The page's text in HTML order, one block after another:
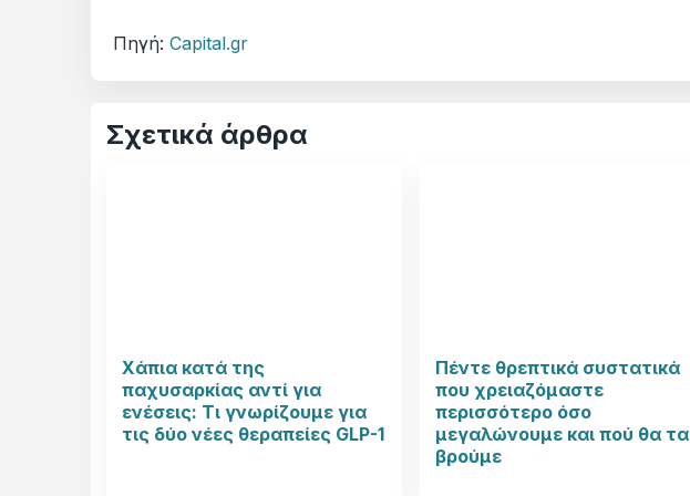
Πηγή: Capital.gr
Σχετικά άρθρα
Χάπια κατά της
παχυσαρκίας αντί για
ενέσεις: Τι γνωρίζουμε για
τις δύο νέες θεραπείες GLP-1
Πέντε θρεπτικά συστατικά
που χρειαζόμαστε
περισσότερο όσο
μεγαλώνουμε και πού θα τα
βρούμε